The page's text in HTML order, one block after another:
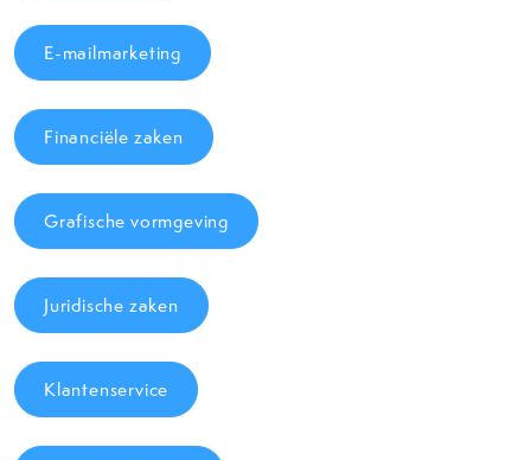
E-mailmarketing
Financiële zaken
Grafische vormgeving
Juridische zaken
Klantenservice